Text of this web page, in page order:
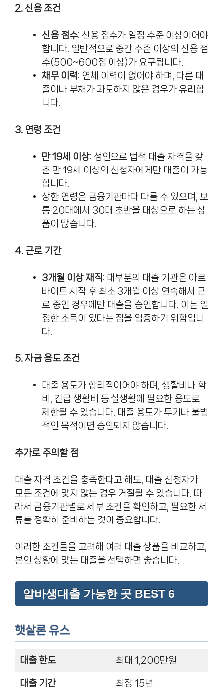
2. 신용 조건
신용 점수: 신용 점수가 일정 수준 이상이어야
합니다. 일반적으로 중간 수준 이상의 신용 점
수(500~600점 이상)가 요구됩니다.
채무 이력: 연체 이력이 없어야 하며, 다른 대
출이나 부채가 과도하지 않은 경우가 유리합
니다.
3. 연령 조건
만 19세 이상: 성인으로 법적 대출 자격을 갖
춘 만 19세 이상의 신청자에게만 대출이 가능
합니다.
상한 연령은 금융기관마다 다를 수 있으며, 보
통 20대에서 30대 초반을 대상으로 하는 상
품이 많습니다.
4. 근로 기간
3개월 이상 재직: 대부분의 대출 기관은 아르
바이트 시작 후 최소 3개월 이상 연속해서 근
로 중인 경우에만 대출을 승인합니다. 이는 일
정한 소득이 있다는 점을 입증하기 위함입니
다.
5. 자금 용도 조건
대출 용도가 합리적이어야 하며, 생활비나 학
비, 긴급 생활비 등 실생활에 필요한 용도로
제한될 수 있습니다. 대출 용도가 투기나 불법
적인 목적이면 승인되지 않습니다.
추가로 주의할 점
대출 자격 조건을 충족한다고 해도, 대출 신청자가
모든 조건에 맞지 않는 경우 거절될 수 있습니다. 따
라서 금융기관별로 세부 조건을 확인하고, 필요한 서
류를 정확히 준비하는 것이 중요합니다.
이러한 조건들을 고려해 여러 대출 상품을 비교하고,
본인 상황에 맞는 대출을 선택하면 좋습니다.
알바생대출 가능한 곳 BEST 6
햇살론 유스
대출 한도 최대 1,200만원
대출 기간 최장 15년